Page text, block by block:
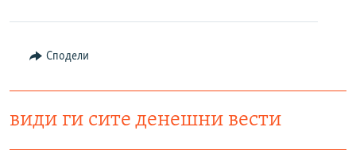
Сподели
види ги сите денешни вести